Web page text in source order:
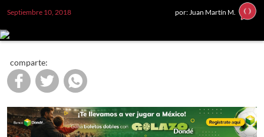
Septiembre 10, 2018 por: Juan Martín M.
comparte: